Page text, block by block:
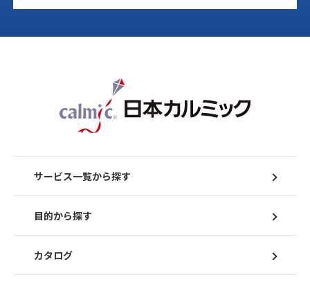
サービス一覧から探す
目的から探す
カタログ